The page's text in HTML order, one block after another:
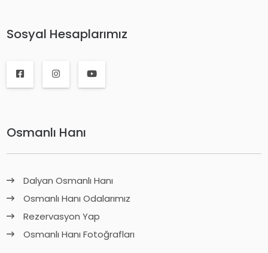
Sosyal Hesaplarımız
Osmanlı Hanı
Dalyan Osmanlı Hanı
Osmanlı Hanı Odalarımız
Rezervasyon Yap
Osmanlı Hanı Fotoğrafları